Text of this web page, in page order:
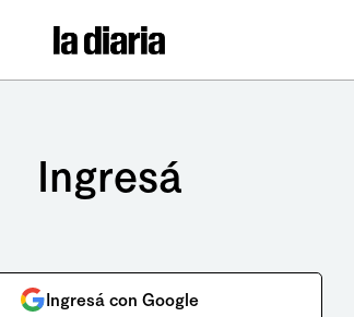
Ingresá
Ingresá con Google